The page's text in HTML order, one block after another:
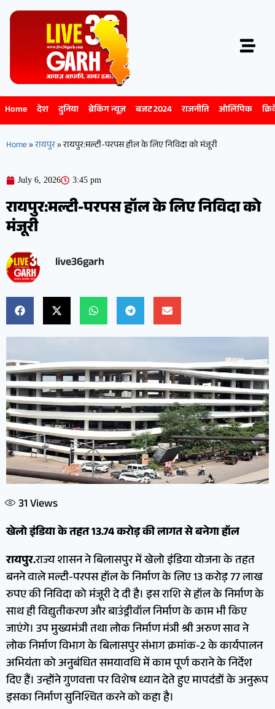
Home देश दुनिया ब्रेकिंग न्यूज़ बजट 2024 राजनीति ओलिंपिक
Home»रायपुर»रायपुर:मल्टी-परपस हॉल के लिए निविदा को मंजूरी
July 6, 2026 3:45 pm
रायपुर:मल्टी-परपस हॉल के लिए निविदा को
मंजूरी
live36garh
31Views
खेलो इंडिया के तहत 13.74 करोड़ की लागत से बनेगा हॉल
रायपुर.राज्य शासन ने बिलासपुर में खेलो इंडिया योजना के तहत
बनने वाले मल्टी-परपस हॉल के निर्माण के लिए 13 करोड़ 77 लाख
रुपए की निविदा को मंजूरी दे दी है। इस राशि से हॉल के निर्माण के
साथ ही विद्युतीकरण और बाउंड्रीवॉल निर्माण के काम भी किए
जाएंगे। उप मुख्यमंत्री तथा लोक निर्माण मंत्री श्री अरुण साव ने
लोक निर्माण विभाग के बिलासपुर संभाग क्रमांक-2 के कार्यपालन
अभियंता को अनुबंधित समयावधि में काम पूर्ण कराने के निर्देश
दिए हैं। उन्होंने गुणवत्ता पर विशेष ध्यान देते हुए मापदंडों के अनुरूप
इसका निर्माण सुनिश्चित करने को कहा है।